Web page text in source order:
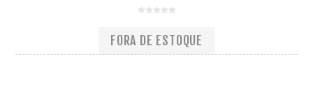
FORA DE ESTOQUE